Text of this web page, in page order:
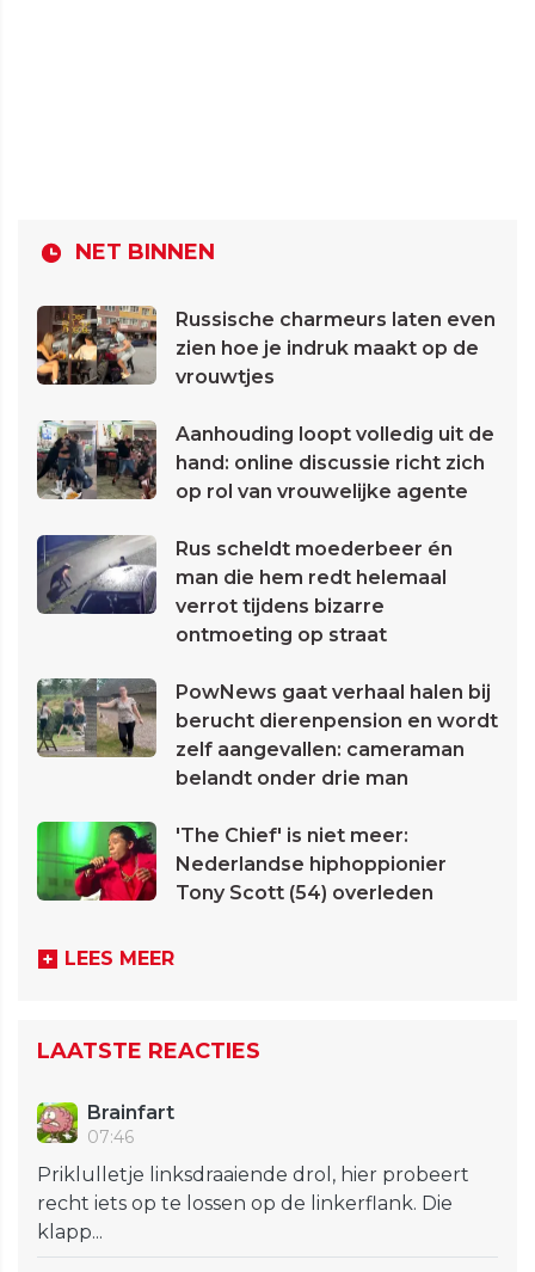
NET BINNEN
Russische charmeurs laten even
zien hoe je indruk maakt op de
vrouwtjes
Aanhouding loopt volledig uit de
hand: online discussie richt zich
op rol van vrouwelijke agente
Rus scheldt moederbeer én
man die hem redt helemaal
verrot tijdens bizarre
ontmoeting op straat
PowNews gaat verhaal halen bij
berucht dierenpension en wordt
zelf aangevallen: cameraman
belandt onder drie man
'The Chief' is niet meer:
Nederlandse hiphoppionier
Tony Scott (54) overleden
LEES MEER
LAATSTE REACTIES
Brainfart
07:46
Priklulletje linksdraaiende drol, hier probeert
recht iets op te lossen op de linkerflank. Die
klapp...